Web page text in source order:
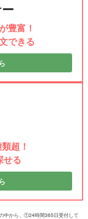
豊富！
できる
超！
せる
中から、①24時間365日受付して